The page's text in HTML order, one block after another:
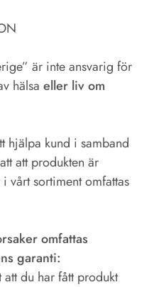
är inte ansvarig för
hälsa eller liv om
hjälpa kund i samband
att produkten är
vårt sortiment omfattas
omfattas
garanti:
du har fått produkt